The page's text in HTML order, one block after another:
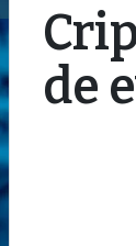
de